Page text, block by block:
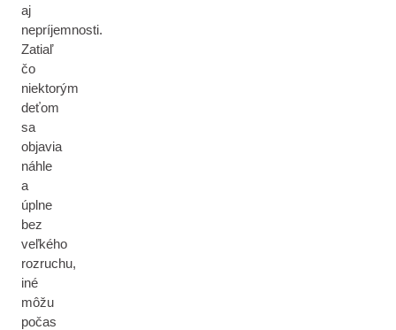
aj
nepríjemnosti.
Zatiaľ
čo
niektorým
deťom
sa
objavia
náhle
a
úplne
bez
veľkého
rozruchu,
iné
môžu
počas